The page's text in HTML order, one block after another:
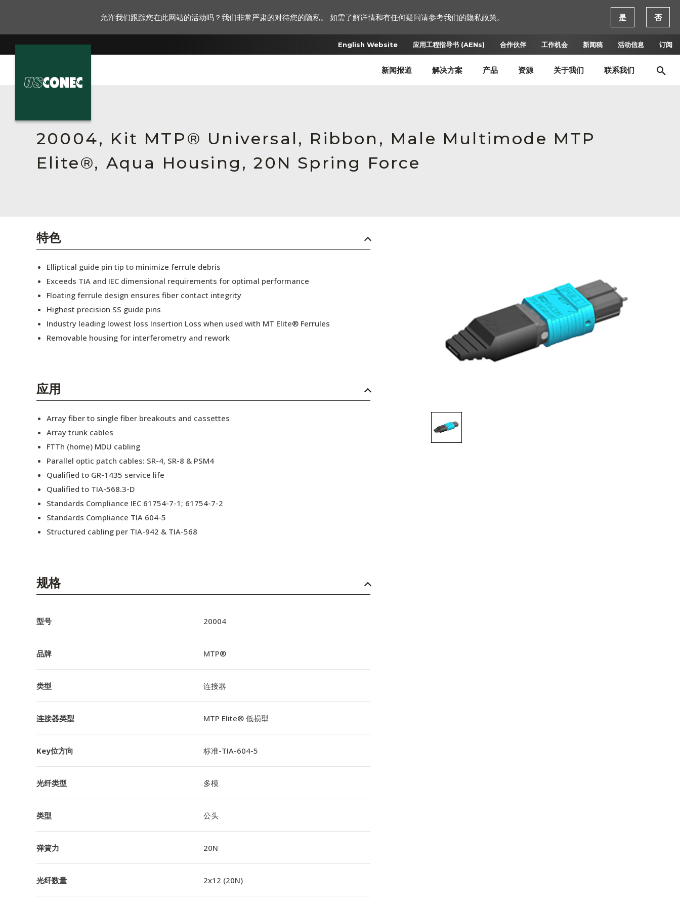
English Website 应用工程指导书 (AENs) 合作伙伴 工作机会 新闻稿 活动信息 订阅
新闻报道 解决方案 产品 资源 关于我们 联系我们
English Website
应用工程指导书 (AENs)
工作机会
活动信息
20004, Kit MTP® Universal, Ribbon, Male Multimode MTP
Elite®, Aqua Housing, 20N Spring Force
特色
Elliptical guide pin tip to minimize ferrule debris
Exceeds TIA and IEC dimensional requirements for optimal performance
Floating ferrule design ensures fiber contact integrity
Highest precision SS guide pins
Industry leading lowest loss Insertion Loss when used with MT Elite® Ferrules
Removable housing for interferometry and rework
应用
Array fiber to single fiber breakouts and cassettes
Array trunk cables
FTTh (home) MDU cabling
Parallel optic patch cables: SR-4, SR-8 & PSM4
Qualified to GR-1435 service life
Qualified to TIA-568.3-D
Standards Compliance IEC 61754-7-1; 61754-7-2
Standards Compliance TIA 604-5
Structured cabling per TIA-942 & TIA-568
规格
型号 20004
品牌 MTP®
类型 连接器
连接器类型 MTP Elite® 低损型
Key位方向 标准-TIA-604-5
光纤类型 多模
类型 公头
弹簧力 20N
光纤数量 2x12 (20N)
允许我们跟踪您在此网站的活动吗？我们非常严肃的对待您的隐私。 如需了解详情和有任何疑问请参考我们的隐私政策。 是 否